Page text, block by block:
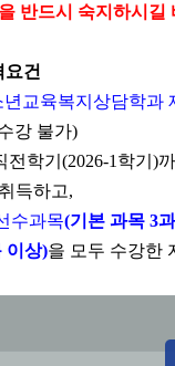
반드시 숙지하시길
건
년교육복지상담학과
강 불가)
전학기 (2026-1 학기 )
취득하고,
수과목(기본 과목 3
이상)을 모두 수강한